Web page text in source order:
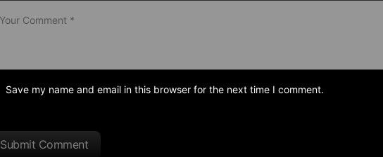
Save my name and email in this browser for the next time I comment.
Submit Comment